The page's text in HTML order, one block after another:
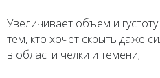
Увеличивает объем и
тем, кто хочет скрыть даже
в области челки и темени;